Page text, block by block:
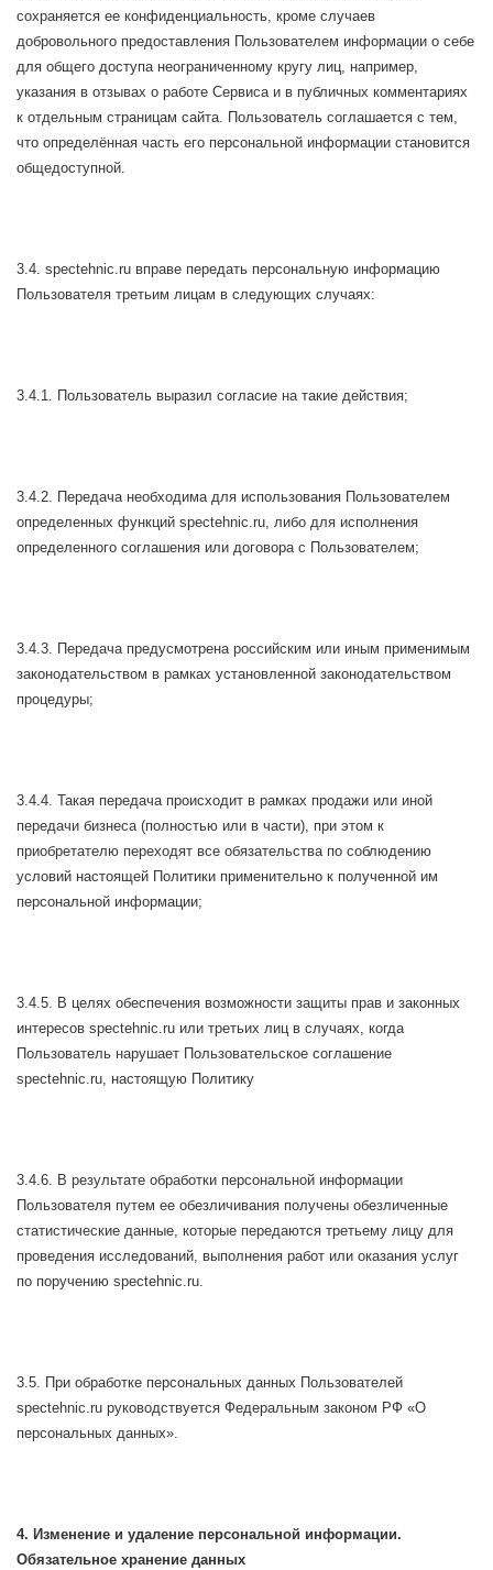
сохраняется ее конфиденциальность, кроме случаев
добровольного предоставления Пользователем информации о себе
для общего доступа неограниченному кругу лиц, например,
указания в отзывах о работе Сервиса и в публичных комментариях
к отдельным страницам сайта. Пользователь соглашается с тем,
что определённая часть его персональной информации становится
общедоступной.
3.4. spectehnic.ru вправе передать персональную информацию
Пользователя третьим лицам в следующих случаях:
3.4.1. Пользователь выразил согласие на такие действия;
3.4.2. Передача необходима для использования Пользователем
определенных функций spectehnic.ru, либо для исполнения
определенного соглашения или договора с Пользователем;
3.4.3. Передача предусмотрена российским или иным применимым
законодательством в рамках установленной законодательством
процедуры;
3.4.4. Такая передача происходит в рамках продажи или иной
передачи бизнеса (полностью или в части), при этом к
приобретателю переходят все обязательства по соблюдению
условий настоящей Политики применительно к полученной им
персональной информации;
3.4.5. В целях обеспечения возможности защиты прав и законных
интересов spectehnic.ru или третьих лиц в случаях, когда
Пользователь нарушает Пользовательское соглашение
spectehnic.ru, настоящую Политику
3.4.6. В результате обработки персональной информации
Пользователя путем ее обезличивания получены обезличенные
статистические данные, которые передаются третьему лицу для
проведения исследований, выполнения работ или оказания услуг
по поручению spectehnic.ru.
3.5. При обработке персональных данных Пользователей
spectehnic.ru руководствуется Федеральным законом РФ «О
персональных данных».
4. Изменение и удаление персональной информации.
Обязательное хранение данных